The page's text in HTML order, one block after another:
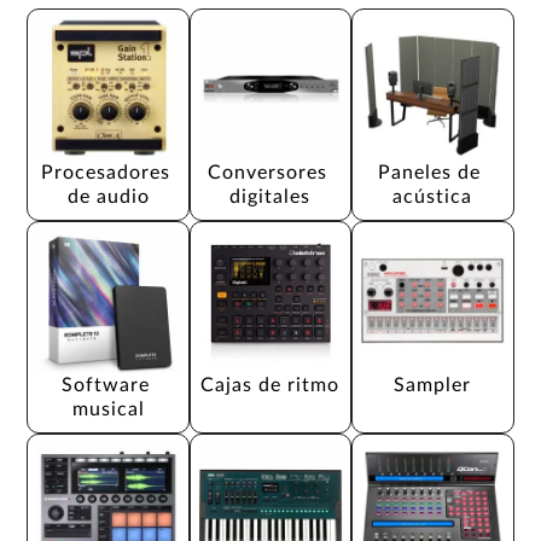
Procesadores
de audio
Conversores
digitales
Paneles de
acústica
Software
musical
Cajas de ritmo Sampler